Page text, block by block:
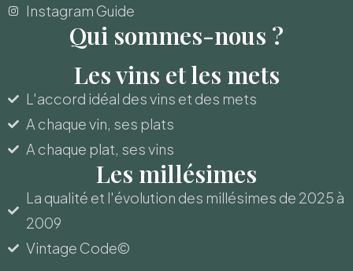
Instagram Guide
Qui sommes-nous ?
Les vins et les mets
L'accord idéal des vins et des mets
A chaque vin, ses plats
A chaque plat, ses vins
Les millésimes
La qualité et l'évolution des millésimes de 2025 à
2009
Vintage Code©